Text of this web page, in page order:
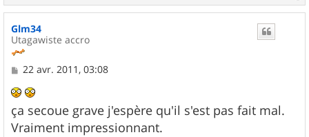
a
Glm34
Utagawiste accro
M
s
a
g
22 avr. 2011, 03:08
ça secoue grave j'espère qu'il s'est pas fait mal.
Vraiment impressionnant.